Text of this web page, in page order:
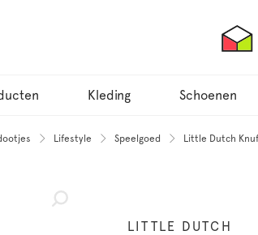
Kleding Schoenen
Lifestyle Speelgoed Little Dutch
LITTLE DUTCH